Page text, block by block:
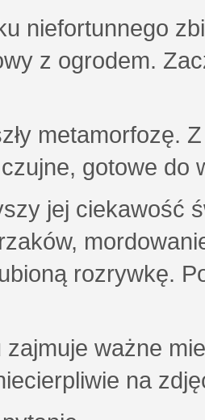
niefortunnego
z ogrodem.
metamorfozę.
gotowe do
jej ciekawość
rozrywkę.
ważne
na